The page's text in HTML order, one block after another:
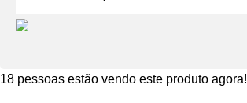
18 pessoas estão vendo este produto agora!